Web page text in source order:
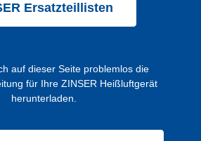
Ersatzteillisten
auf dieser Seite problemlos die
für Ihre ZINSER Heißluftgerät
herunterladen.